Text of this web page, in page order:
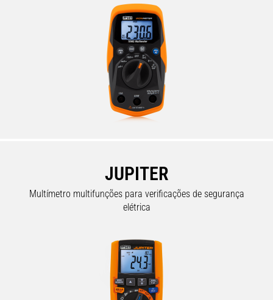
JUPITER
Multímetro multifunções para verificações de segurança
elétrica